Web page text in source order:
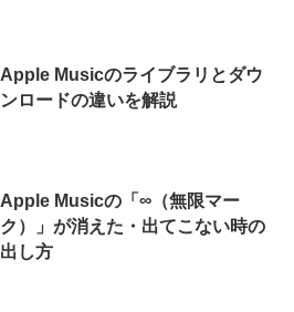
Apple Musicのライブラリとダウ
ンロードの違いを解説
Apple Musicの「∞（無限マー
ク）」が消えた・出てこない時の
出し方